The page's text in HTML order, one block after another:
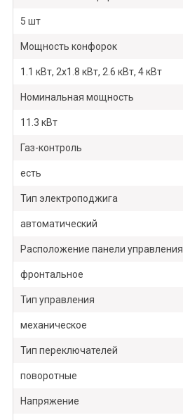
5 шт
Мощность конфорок
1.1 кВт, 2х1.8 кВт, 2.6 кВт, 4 кВт
Номинальная мощность
11.3 кВт
Газ-контроль
есть
Тип электроподжига
автоматический
Расположение панели управления
фронтальное
Тип управления
механическое
Тип переключателей
поворотные
Напряжение